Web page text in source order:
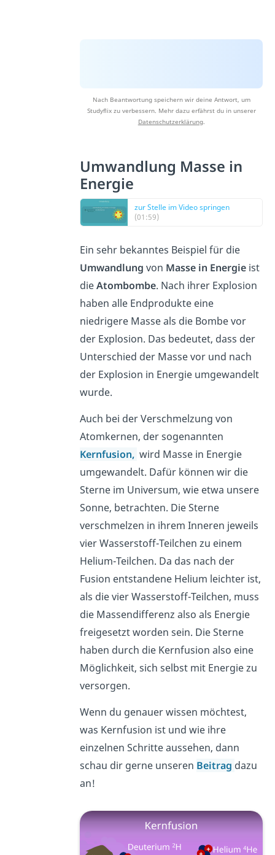
Nach Beantwortung speichern wir deine Antwort, um
Studyflix zu verbessern. Mehr dazu erfährst du in unserer
Datenschutzerklärung.
Umwandlung Masse in
Energie
zur Stelle im Video springen
(01:59)
Ein sehr bekanntes Beispiel für die
Umwandlung von Masse in Energie ist
dieAtombombe. Nach ihrer Explosion
haben alle Endprodukte eine
niedrigere Masse als die Bombe vor
der Explosion. Das bedeutet, dass der
Unterschied der Masse vor und nach
der Explosion in Energie umgewandelt
wurde.
Auch bei der Verschmelzung von
Atomkernen, der sogenannten
Kernfusion, wird Masse in Energie
umgewandelt. Dafür können wir die
Sterne im Universum, wie etwa unsere
Sonne, betrachten. Die Sterne
verschmelzen in ihrem Inneren jeweils
vier Wasserstoff-Teilchen zu einem
Helium-Teilchen. Da das nach der
Fusion entstandene Helium leichter ist,
als die vier Wasserstoff-Teilchen, muss
die Massendifferenz also als Energie
freigesetzt worden sein. Die Sterne
haben durch die Kernfusion also eine
Möglichkeit, sich selbst mit Energie zu
versorgen.
Wenn du genauer wissen möchtest,
was Kernfusion ist und wie ihre
einzelnen Schritte aussehen, dann
schau dir gerne unseren Beitrag dazu
an!